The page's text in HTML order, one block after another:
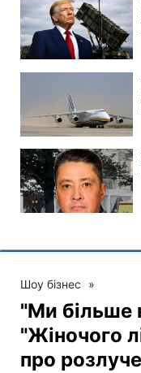
Шоу бізнес »
"Ми більше
"Жіночого
про